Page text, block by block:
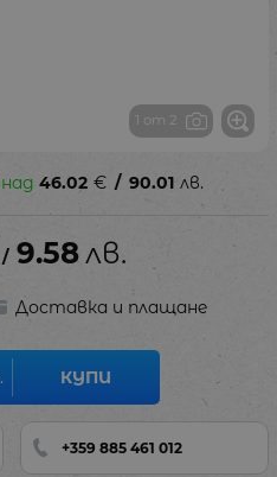
1 от 2
46.02 € / 90.01 лв.
/ 9.58 лв.
Доставка и плащане
КУПИ
+359 885 461 012